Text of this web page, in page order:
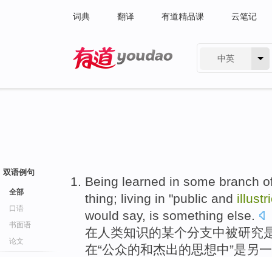
词典 翻译 有道精品课 云笔记
中英
双语例句
全部
口语
书面语
论文
Being learned in some branch
thing; living in "public and
would say, is something else.
在 人类知识的某个分支中被研究
在“公众的和杰出的思想中”是另